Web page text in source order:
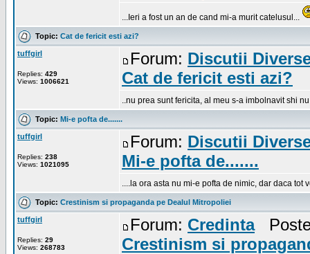
...Ieri a fost un an de cand mi-a murit catelusul...
Topic: Cat de fericit esti azi?
tuffgirl
Replies: 429
Views: 1006621
Forum: Discutii
Cat de fericit esti azi?
..nu prea sunt fericita, al meu s-a imbolnavit shi
Topic: Mi-e pofta de.......
tuffgirl
Replies: 238
Views: 1021095
Forum: Discutii
Mi-e pofta de.......
....la ora asta nu mi-e pofta de nimic, dar daca
Topic: Crestinism si propaganda pe Dealul Mitropoliei
tuffgirl
Replies: 29
Views: 268783
Forum: Credinta
Crestinism si